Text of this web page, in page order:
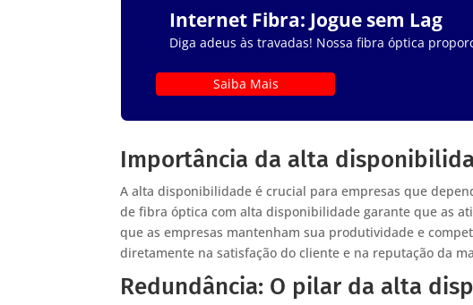
Internet Fibra: Jogue sem Lag
Diga adeus às travadas! Nossa fibra óptica
Saiba Mais
Importância da alta
A alta disponibilidade é crucial para empresas que
de fibra óptica com alta disponibilidade garante que as
que as empresas mantenham sua produtividade e
diretamente na satisfação do cliente e na reputação da
Redundância: O pilar da alta